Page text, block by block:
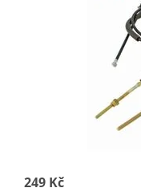
249 Kč